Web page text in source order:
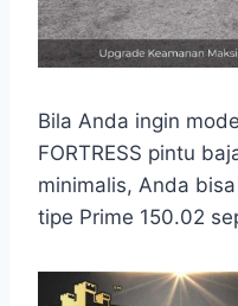
Bila Anda ingin
FORTRESS pintu
minimalis, Anda
tipe Prime 150.02